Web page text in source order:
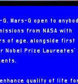
Mars-G open to
from NASA with
of age, alongside first
Nobel Prize Laureates'
enhance quality of life